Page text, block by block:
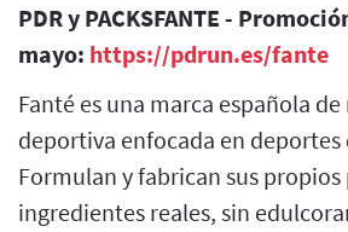
PDR y PACKSFANTE -
mayo: https://pdrun.es/fante
Fanté es una marca española
deportiva enfocada en deportes
Formulan y fabrican sus
ingredientes reales, sin